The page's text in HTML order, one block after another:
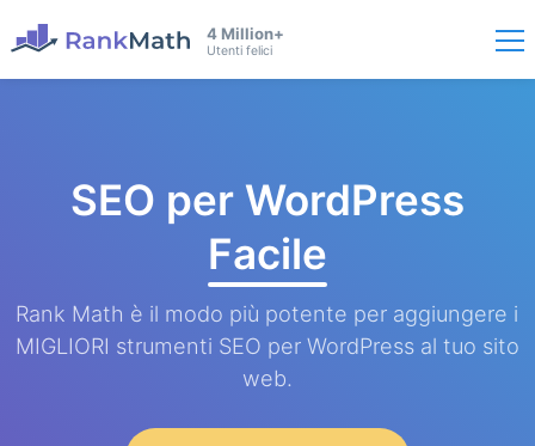
4 Million+
Utenti felici
SEO per WordPress
Facile
Rank Math è il modo più potente per aggiungere i
MIGLIORI strumenti SEO per WordPress al tuo sito
web.